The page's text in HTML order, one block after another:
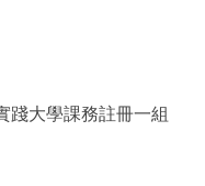
踐大學課務註冊一組